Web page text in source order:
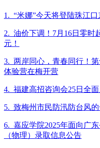
1. “米娜”今天将登陆珠江
2. 油价下调！7月16日零时
元！
3. 两岸同心，青春同行！
体验营在梅开营
4. 福建高招咨询会25日全
5. 致梅州市民防汛防台风
6. 嘉应学院2025年面向广
（物理）录取信息公告